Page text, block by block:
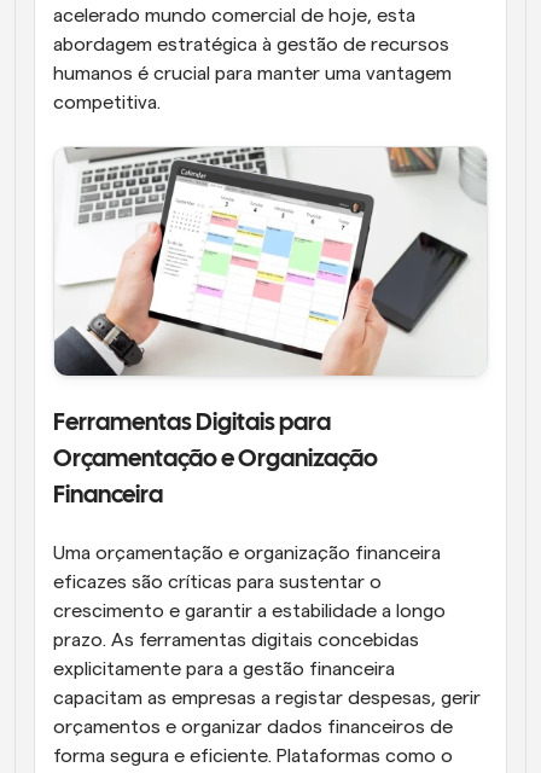
acelerado mundo comercial de hoje, esta
abordagem estratégica à gestão de recursos
humanos é crucial para manter uma vantagem
competitiva.
Ferramentas Digitais para
Orçamentação e Organização
Financeira
Uma orçamentação e organização financeira
eficazes são críticas para sustentar o
crescimento e garantir a estabilidade a longo
prazo. As ferramentas digitais concebidas
explicitamente para a gestão financeira
capacitam as empresas a registar despesas, gerir
orçamentos e organizar dados financeiros de
forma segura e eficiente. Plataformas como o